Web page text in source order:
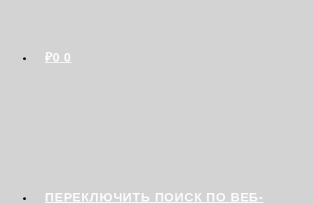
₽0 0
ПЕРЕКЛЮЧИТЬ ПОИСК ПО ВЕБ-